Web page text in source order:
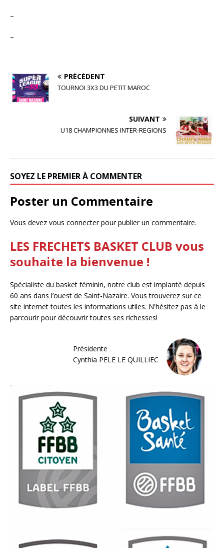
–
–
PRÉCÉDENT
TOURNOI 3X3 DU PETIT MAROC
SUIVANT
U18 CHAMPIONNES INTER-REGIONS
SOYEZ LE PREMIER À COMMENTER
Poster un Commentaire
Vous devez vous connecterpour publier un commentaire.
LES FRECHETS BASKET CLUB vous
souhaite la bienvenue !
Spécialiste du basket féminin, notre club est implanté depuis
60 ans dans l’ouest de Saint-Nazaire. Vous trouverez sur ce
site internet toutes les informations utiles. N'hésitez pas à le
parcourir pour découvrir toutes ses richesses!
Présidente
Cynthia PELE LE QUILLIEC